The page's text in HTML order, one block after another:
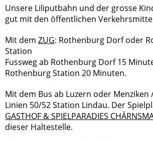
Unsere Liliputbahn und der grosse
gut mit den öffentlichen
Mit dem ZUG: Rothenburg Dorf oder
Station
Fussweg ab Rothenburg Dorf 15
Rothenburg Station 20 Minuten.
Mit dem Bus ab Luzern oder Menziken
Linien 50/52 Station Lindau. Der
GASTHOF & SPIELPARADIES
dieser Haltestelle.